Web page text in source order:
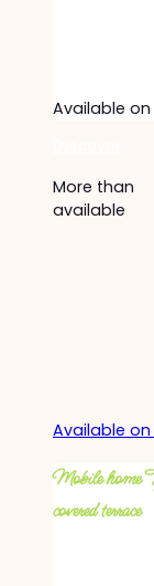
Available
More than
available
Available
Mobile home
covered terrace